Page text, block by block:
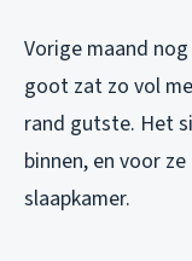
Vorige maand
goot zat zo vol
rand gutste. Het
binnen, en voor
slaapkamer.